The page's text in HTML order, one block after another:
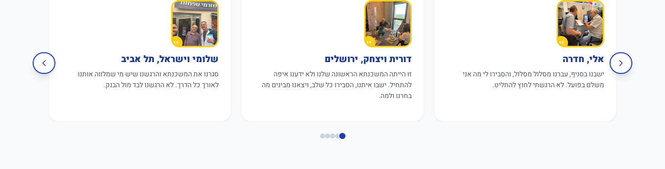
אלי, חדרה
ישבנו בסניף, עברנו מסלול מסלול, והסבירו לי מה אני
משלם בפועל. לא הרגשתי לחוץ להחליט.
דורית ויצחק, ירושלים
זו הייתה המשכנתא הראשונה שלנו ולא ידענו איפה
להתחיל. ישבו איתנו, הסבירו כל שלב, ויצאנו מבינים מה
בחרנו ולמה.
שלומי וישראל, תל אביב
סגרנו את המשכנתא והרגשנו שיש מי שמלווה אותנו
לאורך כל הדרך. לא הרגשנו לבד מול הבנק.